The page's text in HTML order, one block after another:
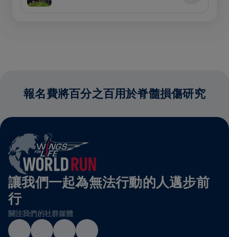
報名費將百分之百用於脊髓損傷研究
讓我們一起為無法行動的人邁步前
行
關注我們的社群媒體